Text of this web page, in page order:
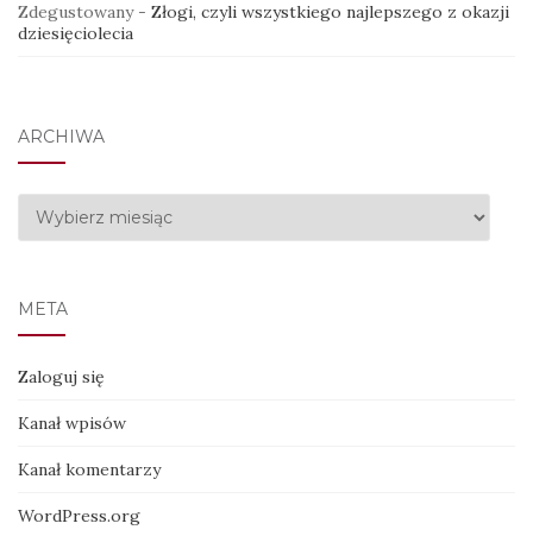
Zdegustowany- Złogi, czyli wszystkiego najlepszego z okazji
dziesięciolecia
ARCHIWA
Archiwa
META
Zaloguj się
Kanał wpisów
Kanał komentarzy
WordPress.org